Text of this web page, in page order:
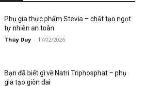
Phụ gia thực phẩm Stevia – chất tạo ngọt
tự nhiên an toàn
Thúy Duy - 17/02/2026
Bạn đã biết gì về Natri Triphosphat – phụ
gia tạo giòn dai